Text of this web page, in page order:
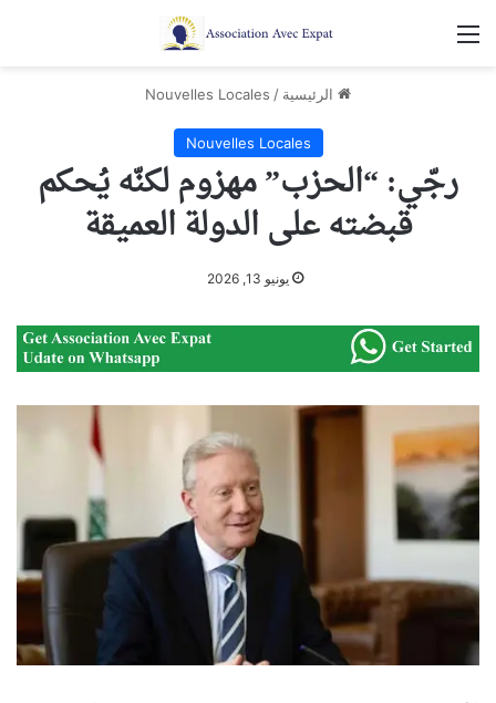
القائمة
الرئيسية /
Nouvelles Locales
Nouvelles Locales
رجّي: “الحزب” مهزوم لكنّه يُحكم
قبضته على الدولة العميقة
يونيو 13, 2026